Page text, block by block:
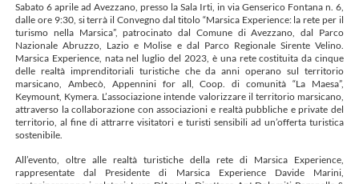
Sabato 6 aprile ad Avezzano, presso la Sala Irti, in via Genserico Fontana n. 6,
dalle ore 9:30, si terrà il Convegno dal titolo “Marsica Experience: la rete per il
turismo nella Marsica”, patrocinato dal Comune di Avezzano, dal Parco
Nazionale Abruzzo, Lazio e Molise e dal Parco Regionale Sirente Velino.
Marsica Experience, nata nel luglio del 2023, è una rete costituita da cinque
delle realtà imprenditoriali turistiche che da anni operano sul territorio
marsicano, Ambecò, Appennini for all, Coop. di comunità “La Maesa”,
Keymount, Kymera. L’associazione intende valorizzare il territorio marsicano,
attraverso la collaborazione con associazioni e realtà pubbliche e private del
territorio, al fine di attrarre visitatori e turisti sensibili ad un’offerta turistica
sostenibile.
All’evento, oltre alle realtà turistiche della rete di Marsica Experience,
rappresentate dal Presidente di Marsica Experience Davide Marini,